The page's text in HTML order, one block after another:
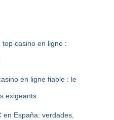
casino en ligne :
en ligne fiable : le
exigeants
en España: verdades,